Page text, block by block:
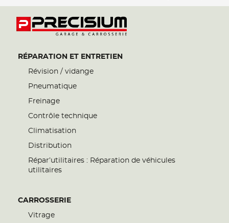
RÉPARATION ET ENTRETIEN
Révision / vidange
Pneumatique
Freinage
Contrôle technique
Climatisation
Distribution
Répar’utilitaires : Réparation de véhicules
utilitaires
CARROSSERIE
Vitrage